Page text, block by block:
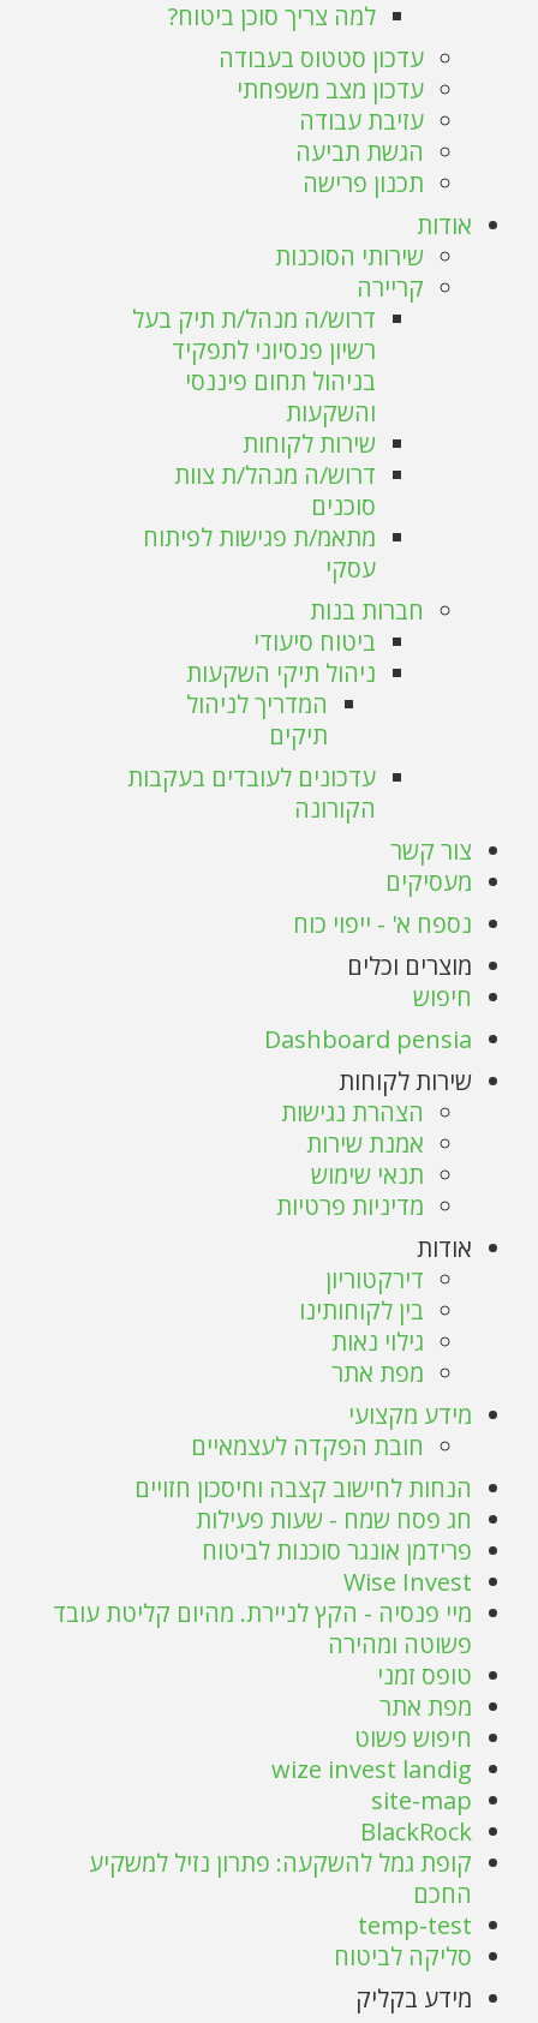
למה צריך סוכן ביטוח?
עדכון סטטוס בעבודה
עדכון מצב משפחתי
עזיבת עבודה
הגשת תביעה
תכנון פרישה
אודות
שירותי הסוכנות
קריירה
דרוש/ה מנהל/ת תיק בעל
רשיון פנסיוני לתפקיד
בניהול תחום פיננסי
והשקעות
שירות לקוחות
דרוש/ה מנהל/ת צוות
סוכנים
מתאמ/ת פגישות לפיתוח
עסקי
חברות בנות
ביטוח סיעודי
ניהול תיקי השקעות
המדריך לניהול
תיקים
עדכונים לעובדים בעקבות
הקורונה
צור קשר
מעסיקים
נספח א' - ייפוי כוח
מוצרים וכלים
חיפוש
Dashboard pensia
שירות לקוחות
הצהרת נגישות
אמנת שירות
תנאי שימוש
מדיניות פרטיות
אודות
דירקטוריון
בין לקוחותינו
גילוי נאות
מפת אתר
מידע מקצועי
חובת הפקדה לעצמאיים
הנחות לחישוב קצבה וחיסכון חזויים
חג פסח שמח - שעות פעילות
פרידמן אונגר סוכנות לביטוח
Wise Invest
מיי פנסיה - הקץ לניירת. מהיום קליטת עובד
פשוטה ומהירה
טופס זמני
מפת אתר
חיפוש פשוט
wize invest landig
site-map
BlackRock
קופת גמל להשקעה: פתרון נזיל למשקיע
החכם
temp-test
סליקה לביטוח
מידע בקליק